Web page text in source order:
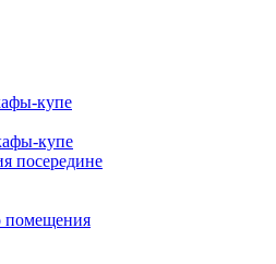
купе
купе
посередине
помещения